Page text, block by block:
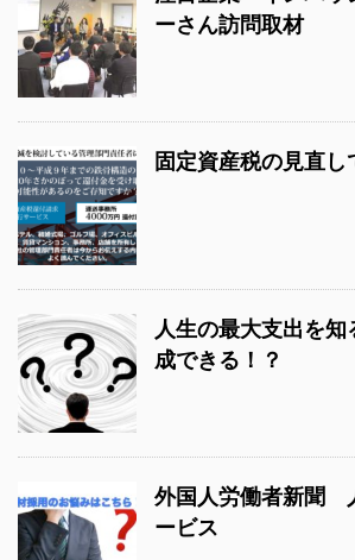
ーさん訪問取材
固定資産税の見直し
人生の最大支出を
成できる！？
外国人労働者新聞
ービス